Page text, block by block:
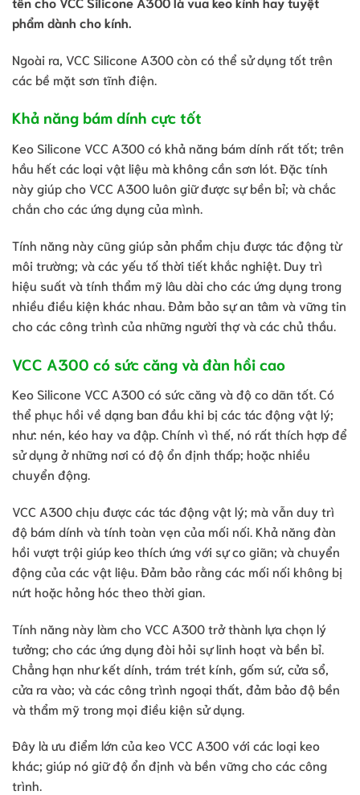
phẩm dành cho kính.
Ngoài ra, VCC Silicone A300 còn có thể sử dụng tốt trên
các bề mặt sơn tĩnh điện.
Khả năng bám dính cực tốt
Keo Silicone VCC A300 có khả năng bám dính rất tốt; trên
hầu hết các loại vật liệu mà không cần sơn lót. Đặc tính
này giúp cho VCC A300 luôn giữ được sự bền bỉ; và chắc
chắn cho các ứng dụng của mình.
Tính năng này cũng giúp sản phẩm chịu được tác động từ
môi trường; và các yếu tố thời tiết khắc nghiệt. Duy trì
hiệu suất và tính thẩm mỹ lâu dài cho các ứng dụng trong
nhiều điều kiện khác nhau. Đảm bảo sự an tâm và vững tin
cho các công trình của những người thợ và các chủ thầu.
VCC A300 có sức căng và đàn hồi cao
Keo Silicone VCC A300 có sức căng và độ co dãn tốt. Có
thể phục hồi về dạng ban đầu khi bị các tác động vật lý;
như: nén, kéo hay va đập. Chính vì thế, nó rất thích hợp để
sử dụng ở những nơi có độ ổn định thấp; hoặc nhiều
chuyển động.
VCC A300 chịu được các tác động vật lý; mà vẫn duy trì
độ bám dính và tính toàn vẹn của mối nối. Khả năng đàn
hồi vượt trội giúp keo thích ứng với sự co giãn; và chuyển
động của các vật liệu. Đảm bảo rằng các mối nối không bị
nứt hoặc hỏng hóc theo thời gian.
Tính năng này làm cho VCC A300 trở thành lựa chọn lý
tưởng; cho các ứng dụng đòi hỏi sự linh hoạt và bền bỉ.
Chẳng hạn như kết dính, trám trét kính, gốm sứ, cửa sổ,
cửa ra vào; và các công trình ngoại thất, đảm bảo độ bền
và thẩm mỹ trong mọi điều kiện sử dụng.
Đây là ưu điểm lớn của keo VCC A300 với các loại keo
khác; giúp nó giữ độ ổn định và bền vững cho các công
trình.